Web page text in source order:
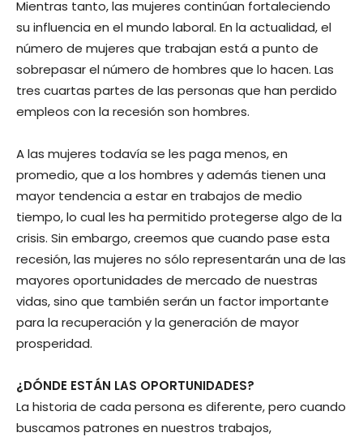
Mientras tanto, las mujeres continúan fortaleciendo
su influencia en el mundo laboral. En la actualidad, el
número de mujeres que trabajan está a punto de
sobrepasar el número de hombres que lo hacen. Las
tres cuartas partes de las personas que han perdido
empleos con la recesión son hombres.
A las mujeres todavía se les paga menos, en
promedio, que a los hombres y además tienen una
mayor tendencia a estar en trabajos de medio
tiempo, lo cual les ha permitido protegerse algo de la
crisis. Sin embargo, creemos que cuando pase esta
recesión, las mujeres no sólo representarán una de las
mayores oportunidades de mercado de nuestras
vidas, sino que también serán un factor importante
para la recuperación y la generación de mayor
prosperidad.
¿DÓNDE ESTÁN LAS OPORTUNIDADES?
La historia de cada persona es diferente, pero cuando
buscamos patrones en nuestros trabajos,